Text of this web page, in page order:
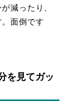
減ったり、
面倒です
を見てガッ